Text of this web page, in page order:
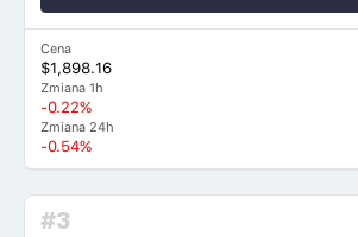
Cena
$1,898.16
Zmiana 1h
-0.22%
Zmiana 24h
-0.54%
#3